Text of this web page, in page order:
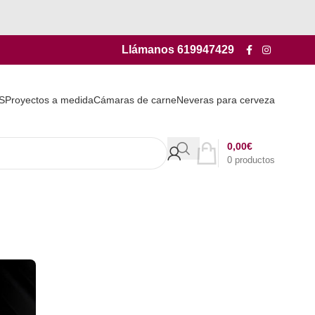
Llámanos 619947429
Proyectos a medidaCámaras de carneNeveras para cerveza
0 productos
0,00€